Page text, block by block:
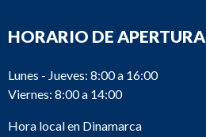
HORARIO DE APERTURA
Lunes - Jueves: 8:00 a 16:00
Viernes: 8:00 a 14:00
Hora local en Dinamarca